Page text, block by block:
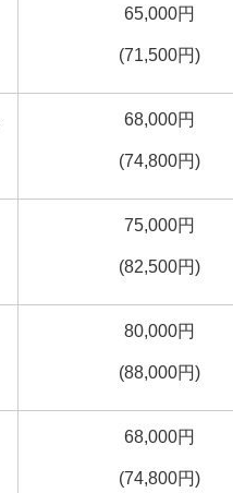
65,000円
(71,500円)
68,000円
(74,800円)
75,000円
(82,500円)
80,000円
(88,000円)
68,000円
(74,800円)